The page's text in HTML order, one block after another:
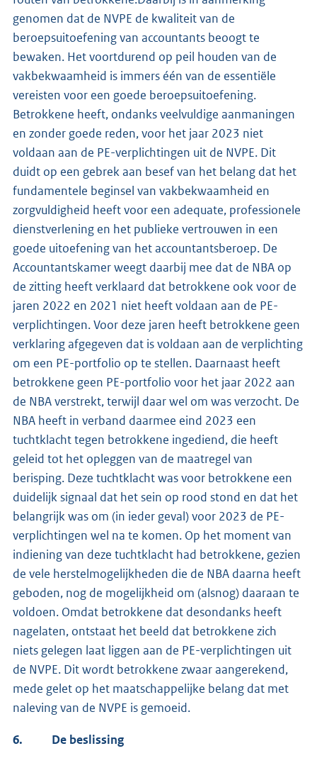
genomen dat de NVPE de kwaliteit van de
beroepsuitoefening van accountants beoogt te
bewaken. Het voortdurend op peil houden van de
vakbekwaamheid is immers één van de essentiële
vereisten voor een goede beroepsuitoefening.
Betrokkene heeft, ondanks veelvuldige aanmaningen
en zonder goede reden, voor het jaar 2023 niet
voldaan aan de PE-verplichtingen uit de NVPE. Dit
duidt op een gebrek aan besef van het belang dat het
fundamentele beginsel van vakbekwaamheid en
zorgvuldigheid heeft voor een adequate, professionele
dienstverlening en het publieke vertrouwen in een
goede uitoefening van het accountantsberoep. De
Accountantskamer weegt daarbij mee dat de NBA op
de zitting heeft verklaard dat betrokkene ook voor de
jaren 2022 en 2021 niet heeft voldaan aan de PE-
verplichtingen. Voor deze jaren heeft betrokkene geen
verklaring afgegeven dat is voldaan aan de verplichting
om een PE-portfolio op te stellen. Daarnaast heeft
betrokkene geen PE-portfolio voor het jaar 2022 aan
de NBA verstrekt, terwijl daar wel om was verzocht. De
NBA heeft in verband daarmee eind 2023 een
tuchtklacht tegen betrokkene ingediend, die heeft
geleid tot het opleggen van de maatregel van
berisping. Deze tuchtklacht was voor betrokkene een
duidelijk signaal dat het sein op rood stond en dat het
belangrijk was om (in ieder geval) voor 2023 de PE-
verplichtingen wel na te komen. Op het moment van
indiening van deze tuchtklacht had betrokkene, gezien
de vele herstelmogelijkheden die de NBA daarna heeft
geboden, nog de mogelijkheid om (alsnog) daaraan te
voldoen. Omdat betrokkene dat desondanks heeft
nagelaten, ontstaat het beeld dat betrokkene zich
niets gelegen laat liggen aan de PE-verplichtingen uit
de NVPE. Dit wordt betrokkene zwaar aangerekend,
mede gelet op het maatschappelijke belang dat met
naleving van de NVPE is gemoeid.
6. De beslissing